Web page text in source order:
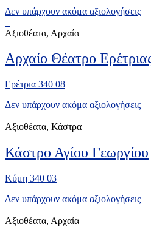
Δεν υπάρχουν ακόμα αξιολογήσεις
Αξιοθέατα, Αρχαία
Αρχαίο Θέατρο
Ερέτρια 340 08
Δεν υπάρχουν ακόμα αξιολογήσεις
Αξιοθέατα, Κάστρα
Κάστρο Αγίου Γεωργίου
Κύμη 340 03
Δεν υπάρχουν ακόμα αξιολογήσεις
Αξιοθέατα, Αρχαία